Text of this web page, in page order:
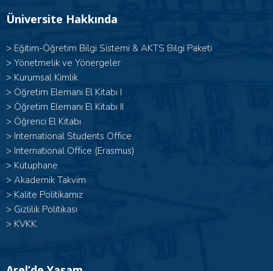
Üniversite Hakkında
> Eğitim-Öğretim Bilgi Sistemi & AKTS Bilgi Paketi
> Yönetmelik ve Yönergeler
> Kurumsal Kimlik
> Öğretim Elemanı El Kitabı I
> Öğretim Elemanı El Kitabı II
> Öğrenci El Kitabı
> International Students Office
> International Office (Erasmus)
> Kütüphane
> Akademik Takvim
> Kalite Politikamız
> Gizlilik Politikası
> KVKK